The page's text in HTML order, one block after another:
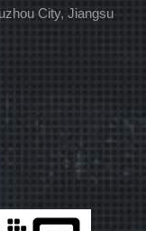
City, Jiangsu